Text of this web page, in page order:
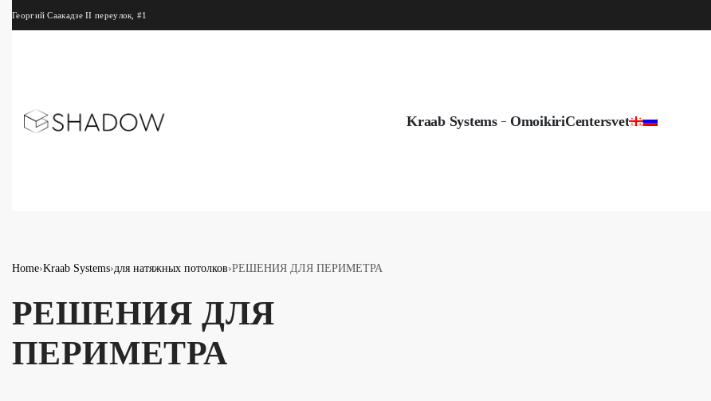
Георгий Саакадзе II переулок, #1
Kraab Systems OmoikiriCentersvet
Home›Kraab Systems›для натяжных потолков›РЕШЕНИЯ ДЛЯ ПЕРИМЕТРА​
РЕШЕНИЯ ДЛЯ
ПЕРИМЕТРА​